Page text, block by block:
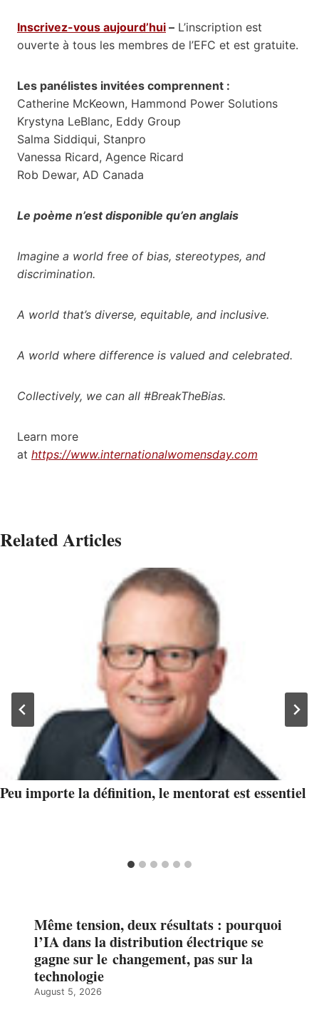
Inscrivez-vous aujourd’hui – L’inscription est
ouverte à tous les membres de l’EFC et est gratuite.
Les panélistes invitées comprennent :
Catherine McKeown, Hammond Power Solutions
Krystyna LeBlanc, Eddy Group
Salma Siddiqui, Stanpro
Vanessa Ricard, Agence Ricard
Rob Dewar, AD Canada
Le poème n’est disponible qu’en anglais
Imagine a world free of bias, stereotypes, and
discrimination.
A world that’s diverse, equitable, and inclusive.
A world where difference is valued and celebrated.
Collectively, we can all #BreakTheBias.
Learn more
at https://www.internationalwomensday.com
Related Articles
Peu importe la définition, le mentorat est essentiel
Même tension, deux résultats : pourquoi
l’IA dans la distribution électrique se
gagne sur le changement, pas sur la
technologie
August 5, 2026